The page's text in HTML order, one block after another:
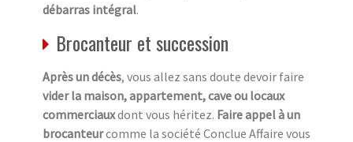
débarras intégral.
Brocanteur et succession
Après un décès, vous allez sans doute devoir faire
vider la maison, appartement, cave ou locaux
commerciauxdont vous héritez. Faire appel à un
brocanteurcomme la société Conclue Affaire vous